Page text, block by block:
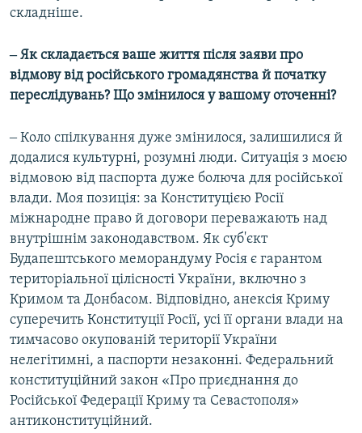
складніше.
‒ Як складається ваше життя після заяви про
відмову від російського громадянства й початку
переслідувань? Що змінилося у вашому оточенні?
‒ Коло спілкування дуже змінилося, залишилися й
додалися культурні, розумні люди. Ситуація з моєю
відмовою від паспорта дуже болюча для російської
влади. Моя позиція: за Конституцією Росії
міжнародне право й договори переважають над
внутрішнім законодавством. Як суб'єкт
Будапештського меморандуму Росія є гарантом
територіальної цілісності України, включно з
Кримом та Донбасом. Відповідно, анексія Криму
суперечить Конституції Росії, усі її органи влади на
тимчасово окупованій території України
нелегітимні, а паспорти незаконні. Федеральний
конституційний закон «Про приєднання до
Російської Федерації Криму та Севастополя»
антиконституційний.